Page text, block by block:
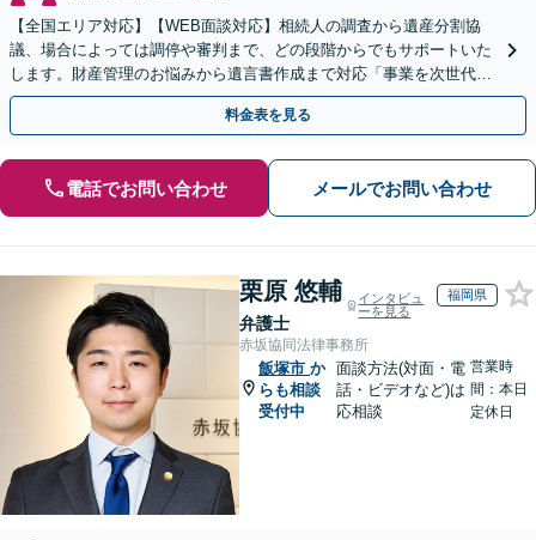
【全国エリア対応】【WEB面談対応】相続人の調査から遺産分割協
議、場合によっては調停や審判まで、どの段階からでもサポートいた
します。財産管理のお悩みから遺言書作成まで対応「事業を次世代に
引き継ぐ安心の事業承継をサポート」【完全個室相談】
料金表を見る
電話でお問い合わせ メールでお問い合わせ
栗原 悠輔
弁護士
インタビュ
ーを見る
福岡県
赤坂協同法律事務所
飯塚市 か
らも相談
受付中
面談方法(対面・電
話・ビデオなど)は
応相談
営業時
間：本日
定休日